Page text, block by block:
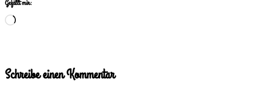
Gefällt mir:
Wird
Schreibe einen Kommentar